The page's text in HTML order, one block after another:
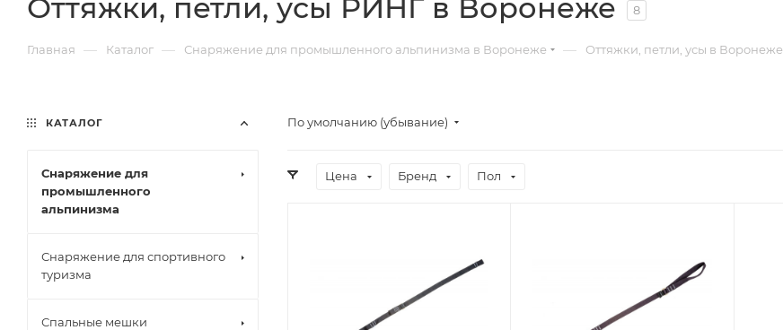
Оттяжки, петли, усы РИНГ в Воронеже 8
Главная — Каталог — Снаряжение для промышленного альпинизма в Воронеже — Оттяжки, петли, усы в Воронеже
По умолчанию (убывание)
Цена Бренд Пол
КАТАЛОГ
Снаряжение для
промышленного
альпинизма
Снаряжение для спортивного
туризма
Спальные мешки